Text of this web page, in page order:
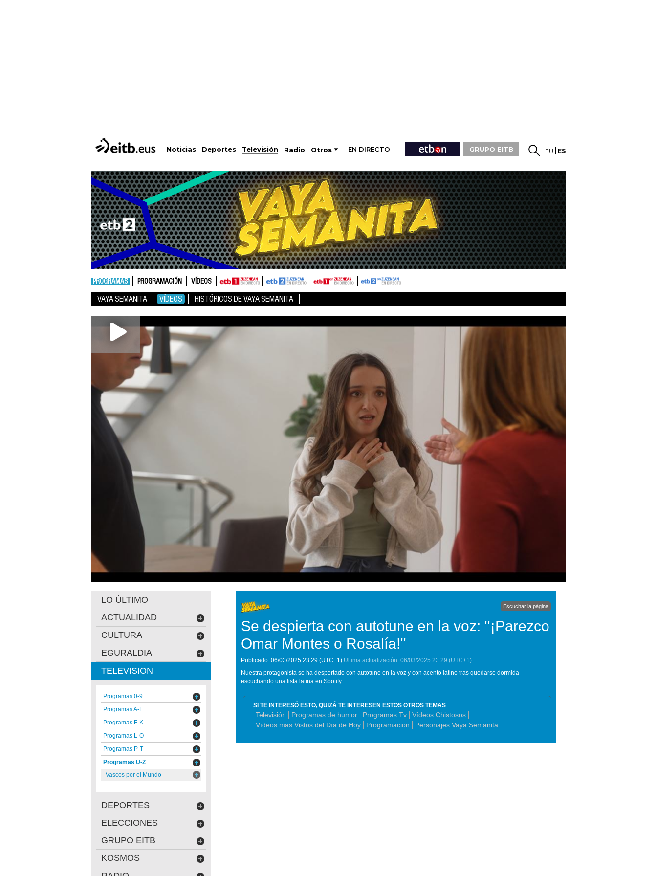
Noticias Deportes Televisión Radio Otros EN DIRECTO GRUPO EITB EU ES
PROGRAMAS PROGRAMACIÓN VÍDEOS
VAYA SEMANITA VÍDEOS HISTÓRICOS DE VAYA SEMANITA
Escuchar la página
Se despierta con autotune en la voz: ''¡Parezco
Omar Montes o Rosalía!''
Publicado: 06/03/2025 23:29 (UTC+1) Última actualización: 06/03/2025 23:29 (UTC+1)
Nuestra protagonista se ha despertado con autotune en la voz y con acento latino tras quedarse dormida
escuchando una lista latina en Spotify.
SI TE INTERESÓ ESTO, QUIZÁ TE INTERESEN ESTOS OTROS TEMAS
Televisión Programas de humor Programas Tv
Vídeos Chistosos
Vídeos más Vistos del Día de Hoy
Programación Personajes Vaya Semanita
LO ÚLTIMO
ACTUALIDAD
CULTURA
EGURALDIA
TELEVISION
Programas 0-9
Programas A-E
Programas F-K
Programas L-O
Programas P-T
Programas U-Z
Vascos por el Mundo
DEPORTES
ELECCIONES
GRUPO EITB
KOSMOS